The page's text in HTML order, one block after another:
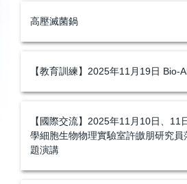
高壓滅菌鍋
【教育訓練】2025年11月19日 Bio-
【國際交流】2025年11月10日、11
學細胞生物物理實驗室許皦朋研究
題演講